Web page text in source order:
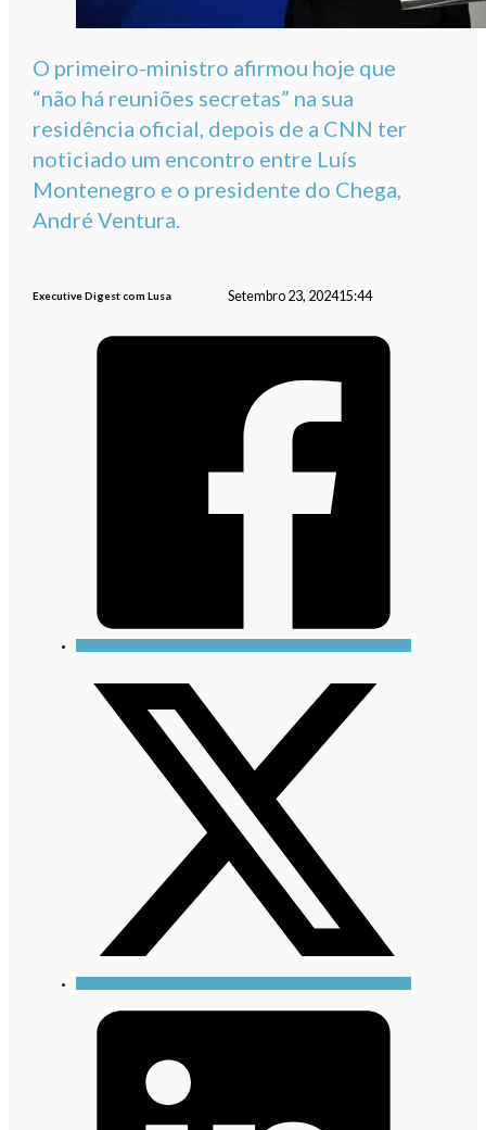
O primeiro-ministro afirmou hoje que
“não há reuniões secretas” na sua
residência oficial, depois de a CNN ter
noticiado um encontro entre Luís
Montenegro e o presidente do Chega,
André Ventura.
Executive Digest com Lusa Setembro 23, 202415:44